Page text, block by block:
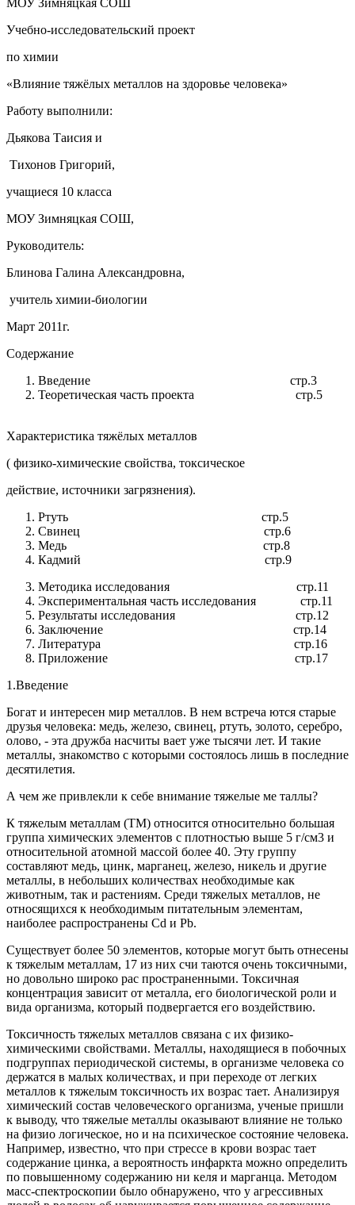
МОУ Зимняцкая СОШ
Учебно-исследовательский проект
по химии
«Влияние тяжёлых металлов на здоровье человека»
Работу выполнили:
Дьякова Таисия и
Тихонов Григорий,
учащиеся 10 класса
МОУ Зимняцкая СОШ,
Руководитель:
Блинова Галина Александровна,
учитель химии-биологии
Март 2011г.
Содержание
Введение стр.3
Теоретическая часть проекта стр.5
Характеристика тяжёлых металлов
( физико-химические свойства, токсическое
действие, источники загрязнения).
Ртуть стр.5
Свинец стр.6
Медь стр.8
Кадмий стр.9
Методика исследования стр.11
Экспериментальная часть исследования стр.11
Результаты исследования стр.12
Заключение стр.14
Литература стр.16
Приложение стр.17
1.Введение
Богат и интересен мир металлов. В нем встреча ются старые
друзья человека: медь, железо, свинец, ртуть, золото, серебро,
олово, - эта дружба насчиты вает уже тысячи лет. И такие
металлы, знакомство с которыми состоялось лишь в последние
десятилетия.
А чем же привлекли к себе внимание тяжелые ме таллы?
К тяжелым металлам (ТМ) относится относительно большая
группа химических элементов с плотностью выше 5 г/см3 и
относительной атомной массой более 40. Эту группу
составляют медь, цинк, марганец, железо, никель и другие
металлы, в небольших количествах необходимые как
животным, так и растениям. Среди тяжелых металлов, не
относящихся к необходимым питательным элементам,
наиболее распространены Cd и Pb.
Существует более 50 элементов, которые могут быть отнесены
к тяжелым металлам, 17 из них счи таются очень токсичными,
но довольно широко рас пространенными. Токсичная
концентрация зависит от металла, его биологической роли и
вида организма, который подвергается его воздействию.
Токсичность тяжелых металлов связана с их физико-
химическими свойствами. Металлы, находящиеся в побочных
подгруппах периодической системы, в организме человека со
держатся в малых количествах, и при переходе от легких
металлов к тяжелым токсичность их возрас тает. Анализируя
химический состав человеческого организма, ученые пришли
к выводу, что тяжелые металлы оказывают влияние не только
на физио логическое, но и на психическое состояние человека.
Например, известно, что при стрессе в крови возрас тает
содержание цинка, а вероятность инфаркта можно определить
по повышенному содержанию ни келя и марганца. Методом
масс-спектроскопии было обнаружено, что у агрессивных